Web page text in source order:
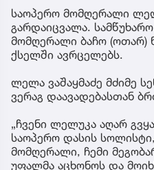
წლით პატიმრობა
მიუსაჯა
საოპერო მომღერალი
გარდაიცვალა.
მომღერალი ბაჩო (ოთარ)
ქსელში ავრცელებს.
ლელა ვაშაყმაძე მძიმე
ვერაგ დაავადებასთან
„ჩვენი ლელუკა აღარ
საოპერო დასის სოლისტი,
მომღერალი, ჩემი
უფალმა აცხონოს და